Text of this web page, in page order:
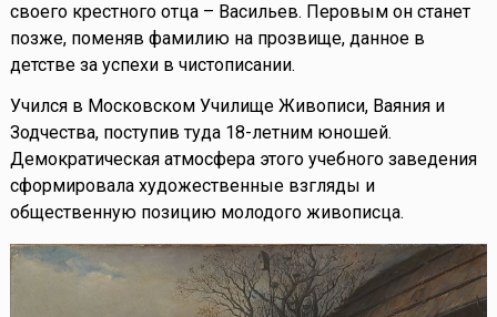
своего крестного отца – Васильев. Перовым он станет
позже, поменяв фамилию на прозвище, данное в
детстве за успехи в чистописании.
Учился в Московском Училище Живописи, Ваяния и
Зодчества, поступив туда 18-летним юношей.
Демократическая атмосфера этого учебного заведения
сформировала художественные взгляды и
общественную позицию молодого живописца.